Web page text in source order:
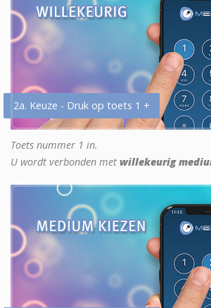
2a. Keuze - Druk op toets 1 +
Toets nummer 1 in.
U wordt verbonden met willekeurig